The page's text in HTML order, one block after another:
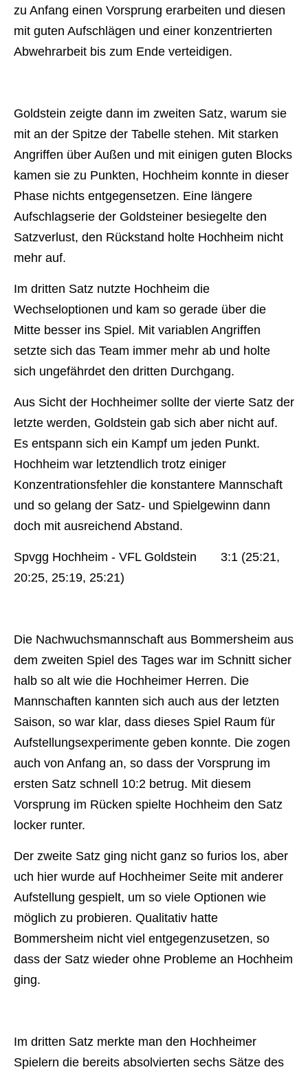
zu Anfang einen Vorsprung erarbeiten und diesen
mit guten Aufschlägen und einer konzentrierten
Abwehrarbeit bis zum Ende verteidigen.
Goldstein zeigte dann im zweiten Satz, warum sie
mit an der Spitze der Tabelle stehen. Mit starken
Angriffen über Außen und mit einigen guten Blocks
kamen sie zu Punkten, Hochheim konnte in dieser
Phase nichts entgegensetzen. Eine längere
Aufschlagserie der Goldsteiner besiegelte den
Satzverlust, den Rückstand holte Hochheim nicht
mehr auf.
Im dritten Satz nutzte Hochheim die
Wechseloptionen und kam so gerade über die
Mitte besser ins Spiel. Mit variablen Angriffen
setzte sich das Team immer mehr ab und holte
sich ungefährdet den dritten Durchgang.
Aus Sicht der Hochheimer sollte der vierte Satz der
letzte werden, Goldstein gab sich aber nicht auf.
Es entspann sich ein Kampf um jeden Punkt.
Hochheim war letztendlich trotz einiger
Konzentrationsfehler die konstantere Mannschaft
und so gelang der Satz- und Spielgewinn dann
doch mit ausreichend Abstand.
Spvgg Hochheim - VFL Goldstein 3:1 (25:21,
20:25, 25:19, 25:21)
Die Nachwuchsmannschaft aus Bommersheim aus
dem zweiten Spiel des Tages war im Schnitt sicher
halb so alt wie die Hochheimer Herren. Die
Mannschaften kannten sich auch aus der letzten
Saison, so war klar, dass dieses Spiel Raum für
Aufstellungsexperimente geben konnte. Die zogen
auch von Anfang an, so dass der Vorsprung im
ersten Satz schnell 10:2 betrug. Mit diesem
Vorsprung im Rücken spielte Hochheim den Satz
locker runter.
Der zweite Satz ging nicht ganz so furios los, aber
uch hier wurde auf Hochheimer Seite mit anderer
Aufstellung gespielt, um so viele Optionen wie
möglich zu probieren. Qualitativ hatte
Bommersheim nicht viel entgegenzusetzen, so
dass der Satz wieder ohne Probleme an Hochheim
ging.
Im dritten Satz merkte man den Hochheimer
Spielern die bereits absolvierten sechs Sätze des